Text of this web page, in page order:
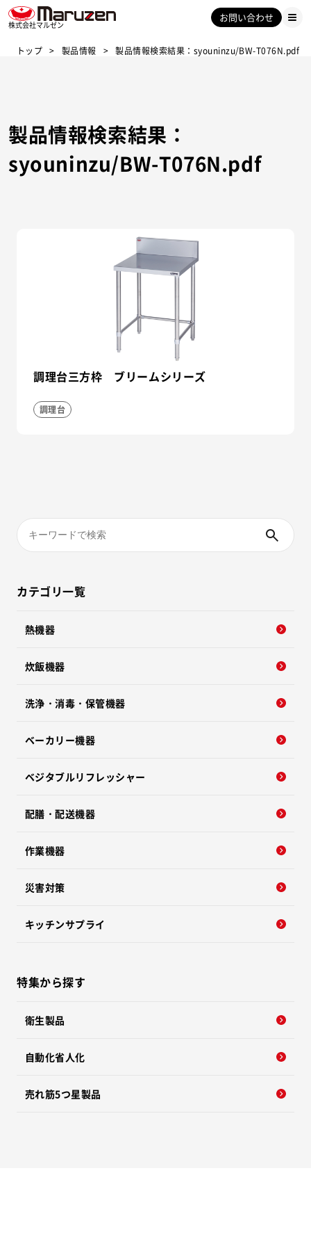
株式会社マルゼン
お問い合わせ
トップ 製品情報 製品情報検索結果：syouninzu/BW-T076N.pdf
製品情報検索結果：
syouninzu/BW-T076N.pdf
調理台三方枠 ブリームシリーズ
調理台
カテゴリ一覧
熱機器
炊飯機器
洗浄・消毒・保管機器
ベーカリー機器
ベジタブルリフレッシャー
配膳・配送機器
作業機器
災害対策
キッチンサプライ
特集から探す
衛生製品
自動化省人化
売れ筋5つ星製品